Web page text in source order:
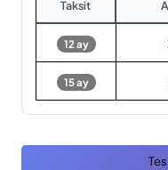
Taksit
12 ay
15 ay